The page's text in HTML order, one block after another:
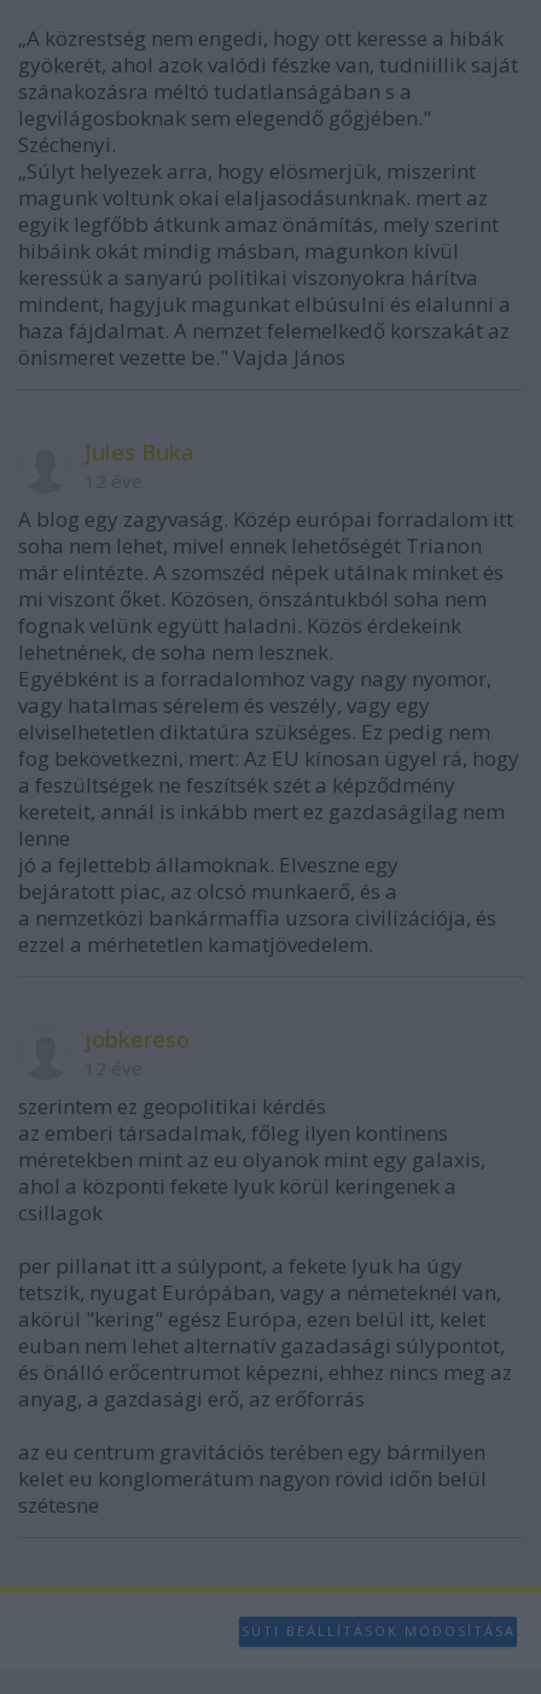
„A közrestség nem engedi, hogy ott keresse a hibák
gyökerét, ahol azok valódi fészke van, tudniillik saját
szánakozásra méltó tudatlanságában s a
legvilágosboknak sem elegendő gőgjében."
Széchenyi.
„Súlyt helyezek arra, hogy elösmerjük, miszerint
magunk voltunk okai elaljasodásunknak. mert az
egyik legfőbb átkunk amaz önámítás, mely szerint
hibáink okát mindig másban, magunkon kívül
keressük a sanyarú politikai viszonyokra hárítva
mindent, hagyjuk magunkat elbúsulni és elalunni a
haza fájdalmat. A nemzet felemelkedő korszakát az
önismeret vezette be." Vajda János
Jules Buka
A blog egy zagyvaság. Közép európai forradalom itt
soha nem lehet, mivel ennek lehetőségét Trianon
már elintézte. A szomszéd népek utálnak minket és
mi viszont őket. Közösen, önszántukból soha nem
fognak velünk együtt haladni. Közös érdekeink
lehetnének, de soha nem lesznek.
Egyébként is a forradalomhoz vagy nagy nyomor,
vagy hatalmas sérelem és veszély, vagy egy
elviselhetetlen diktatúra szükséges. Ez pedig nem
fog bekövetkezni, mert: Az EU kínosan ügyel rá, hogy
a feszültségek ne feszítsék szét a képződmény
kereteit, annál is inkább mert ez gazdaságilag nem
lenne
jó a fejlettebb államoknak. Elveszne egy
bejáratott piac, az olcsó munkaerő, és a
a nemzetközi bankármaffia uzsora civilizációja, és
ezzel a mérhetetlen kamatjövedelem.
jobkereso
szerintem ez geopolitikai kérdés
az emberi társadalmak, főleg ilyen kontinens
méretekben mint az eu olyanok mint egy galaxis,
ahol a központi fekete lyuk körül keringenek a
csillagok
per pillanat itt a súlypont, a fekete lyuk ha úgy
tetszik, nyugat Európában, vagy a németeknél van,
akörül "kering" egész Európa, ezen belül itt, kelet
euban nem lehet alternatív gazadasági súlypontot,
és önálló erőcentrumot képezni, ehhez nincs meg az
anyag, a gazdasági erő, az erőforrás
az eu centrum gravitációs terében egy bármilyen
kelet eu konglomerátum nagyon rövid időn belül
szétesne
SÜTI BEÁLLÍTÁSOK MÓDOSÍTÁSA